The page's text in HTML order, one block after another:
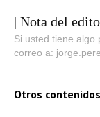
| Nota del
Si usted tiene algo
correo a:
Otros contenidos